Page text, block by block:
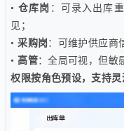
•仓库岗 ：可录入出库
见；
•采购岗：可维护供应商
•高管：全局可视，但敏
权限按角色预设，支持